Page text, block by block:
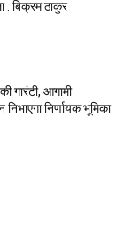
: बिक्रम ठाकुर
गारंटी, आगामी
निर्णायक भूमिका